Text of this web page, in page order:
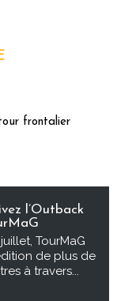
frontalier
l’Outback
TourMaG
de plus de
à travers...